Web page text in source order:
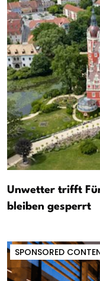
Unwetter trifft
bleiben gesperrt
SPONSORED